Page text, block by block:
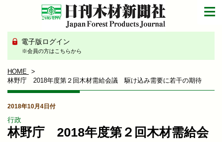
電子版ログイン
※会員の方はこちらから
HOME
林野庁 2018年度第２回木材需給会議 駆け込み需要に若干の期待
2018年10月4日付
行政
林野庁 2018年度第２回木材需給会